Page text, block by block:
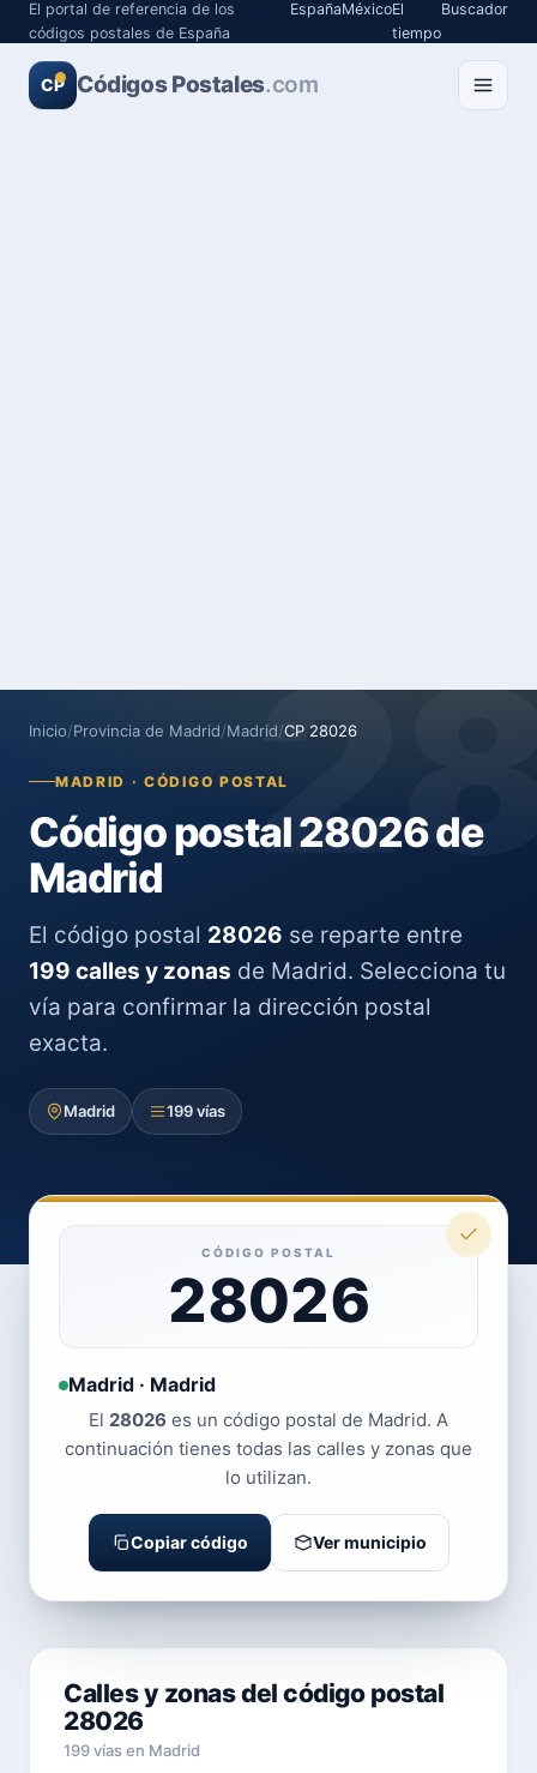
El portal de referencia de los
códigos postales de España
EspañaMéxicoEl
tiempo
Buscador
CP Códigos Postales.com
Inicio/Provincia de Madrid/Madrid/CP 28026
MADRID · CÓDIGO POSTAL
Código postal 28026 de
Madrid
El código postal 28026 se reparte entre
199 calles y zonas de Madrid. Selecciona tu
vía para confirmar la dirección postal
exacta.
Madrid 199 vías
CÓDIGO POSTAL
28026
Madrid · Madrid
El 28026 es un código postal de Madrid. A
continuación tienes todas las calles y zonas que
lo utilizan.
Copiar código Ver municipio
Calles y zonas del código postal
28026
199 vías en Madrid